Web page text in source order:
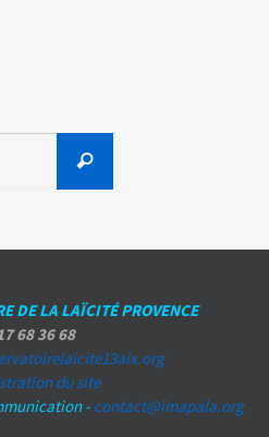
Recherche
DE LA LAÏCITÉ PROVENCE
68 36 68
du site
- contact@imapala.org